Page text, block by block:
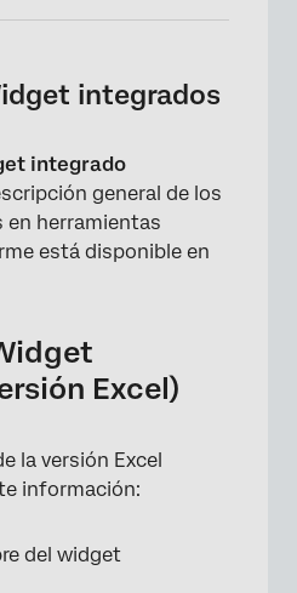
integrados
integrado
general de los
herramientas
está disponible en
Excel)
la versión Excel
información:
del widget